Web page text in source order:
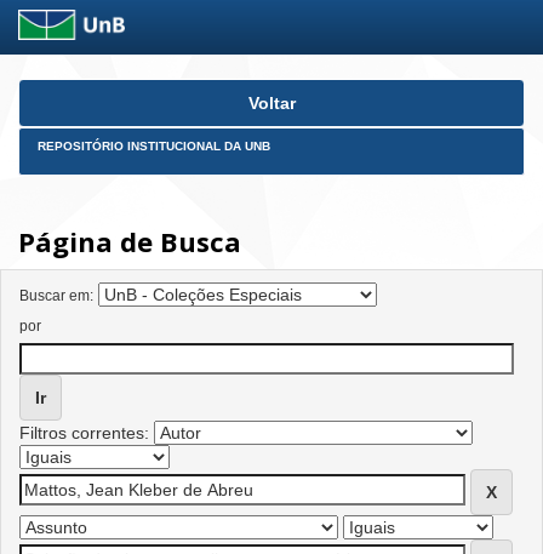
Skip
Voltar
REPOSITÓRIO INSTITUCIONAL DA UNB
Página de Busca
Buscar em:
por
Filtros correntes: